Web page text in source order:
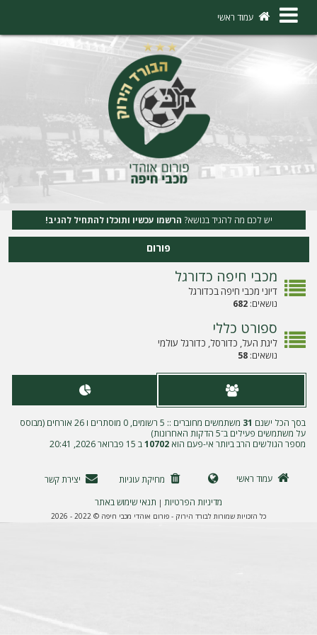
×
ו
ה
ר
ש
מ
עמוד ראשי
יש לכם מה להגיד בנושא? הרשמו עכשיו ותוכלו להתחיל להגיב!
פורום
מכבי חיפה כדורגל
דיוני מכבי חיפה בכדורגל
נושאים:682
ספורט כללי
ליגת העל, כדורסל, כדורגל עולמי
נושאים:58
בסך הכל ישנם 31
משתמשים מחוברים :: 5 רשומים, 0 מוסתרים ו 26 אורחים (מבוסס
על משתמשים פעילים ב־5 הדקות האחרונות)
מספר הגולשים הרב ביותר אי-פעם הוא10702ב 15 פברואר 2026, 20:41
עמוד ראשי מחיקת עוגיות
יצירת קשר
מדיניות הפרטיות | תנאי שימוש באתר
כל הזכויות שמורות לבורד הירוק - פורום אוהדי מכבי חיפה © 2022 - 2026